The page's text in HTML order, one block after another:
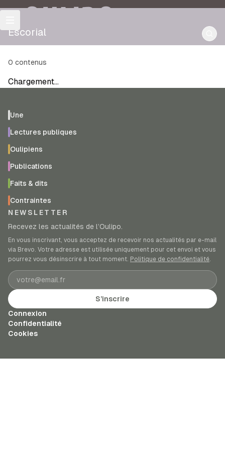
OULIPO
Escorial
0 contenus
Chargement…
Une
Lectures publiques
Oulipiens
Publications
Faits & dits
Contraintes
NEWSLETTER
Recevez les actualités de l’Oulipo.
En vous inscrivant, vous acceptez de recevoir nos actualités par e-mail
via Brevo. Votre adresse est utilisée uniquement pour cet envoi et vous
pourrez vous désinscrire à tout moment. Politique de confidentialité.
Adresse e-mail
S’inscrire
Connexion
Confidentialité
Cookies